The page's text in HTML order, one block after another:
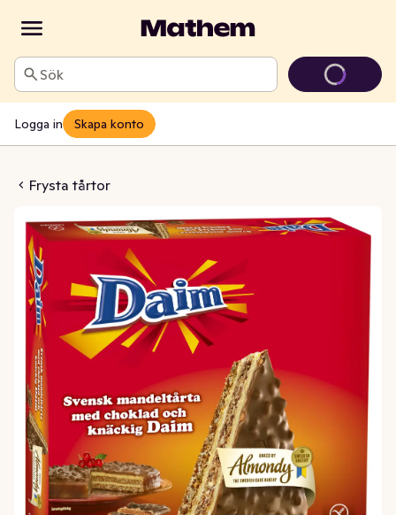
Sök
Logga in Skapa konto
Frysta tårtor
Glutenfri Fryst